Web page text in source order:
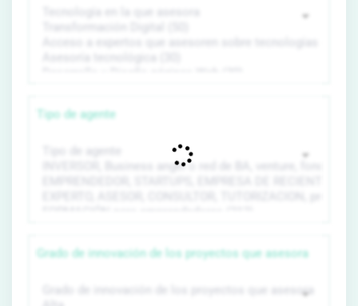
Tipo de agente
Grado de innovación de los proyectos que asesora